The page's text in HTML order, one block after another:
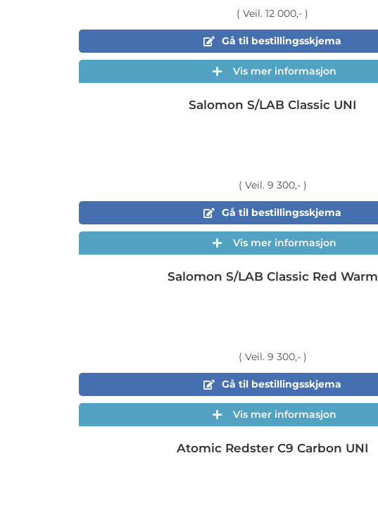
( Veil. 12 000,- )
Gå til bestillingsskjema
Vis mer informasjon
Salomon S/LAB Classic UNI
( Veil. 9 300,- )
Gå til bestillingsskjema
Vis mer informasjon
Salomon S/LAB Classic Red Warm
( Veil. 9 300,- )
Gå til bestillingsskjema
Vis mer informasjon
Atomic Redster C9 Carbon UNI